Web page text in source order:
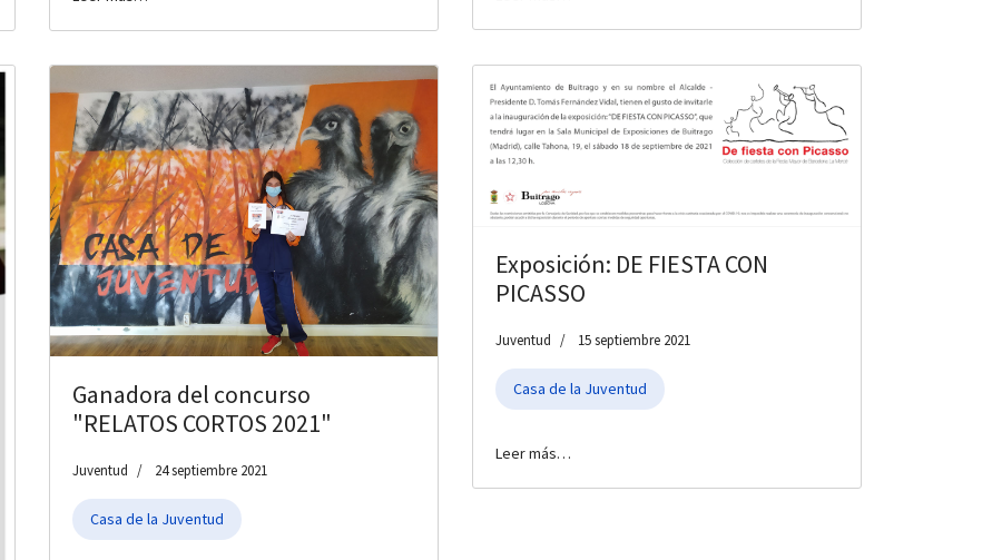
Ganadora del concurso
"RELATOS CORTOS 2021"
Juventud 24 septiembre 2021
Casa de la Juventud
Exposición: DE FIESTA CON
PICASSO
Juventud 15 septiembre 2021
Casa de la Juventud
Leer más…